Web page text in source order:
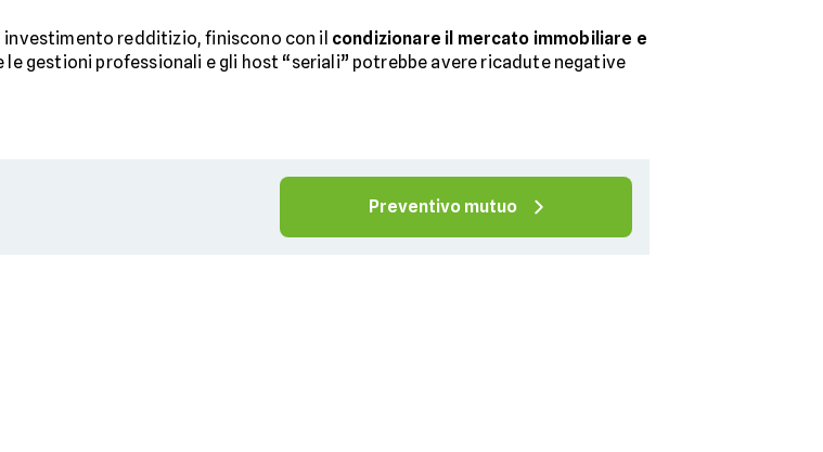
redditizio, finiscono con il condizionare il mercato immobiliare e
le gestioni professionali e gli host “seriali” potrebbe avere ricadute negative
Preventivo mutuo